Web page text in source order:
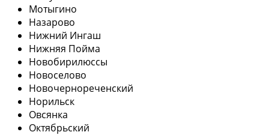
Мотыгино
Назарово
Нижний Ингаш
Нижняя Пойма
Новобирилюссы
Новоселово
Новочернореченский
Норильск
Овсянка
Октябрьский